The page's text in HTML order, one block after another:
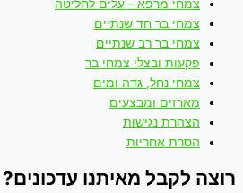
צמחי מרפא - עלים לחליטה
צמחי בר חד שנתיים
צמחי בר רב שנתיים
פקעות ובצלי צמחי בר
צמחי נחל, גדה ומים
מארזים ומבצעים
הצהרת נגישות
הסרת אחריות
רוצה לקבל מאיתנו עדכונים?